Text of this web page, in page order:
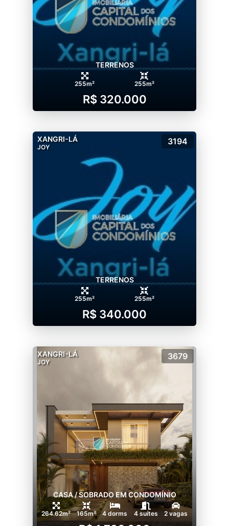
TERRENOS
255m² 255m²
R$ 320.000
XANGRI-LÁ
JOY
3194
TERRENOS
255m² 255m²
R$ 340.000
XANGRI-LÁ
JOY
3679
CASA / SOBRADO EM CONDOMÍNIO
264.62m² 165m² 4 dorms 4 suítes 2 vagas